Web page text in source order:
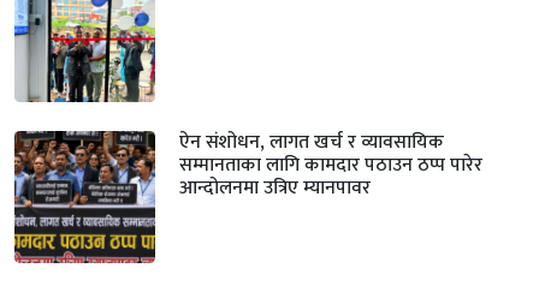
ऐन संशोधन, लागत खर्च र व्यावसायिक
सम्मानताका लागि कामदार पठाउन ठप्प पारेर
आन्दोलनमा उत्रिए म्यानपावर